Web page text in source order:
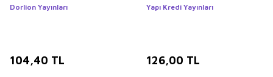
Dorlion Yayınları
104,40 TL
Yapı Kredi Yayınları
126,00 TL